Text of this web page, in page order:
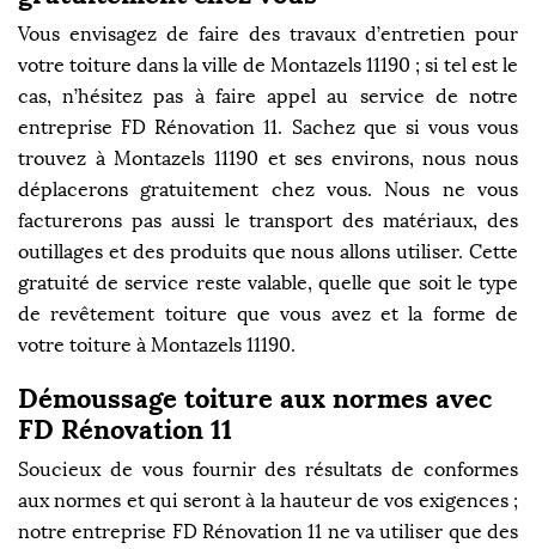
Vous envisagez de faire des travaux d’entretien pour
votre toiture dans la ville de Montazels 11190 ; si tel est le
cas, n’hésitez pas à faire appel au service de notre
entreprise FD Rénovation 11. Sachez que si vous vous
trouvez à Montazels 11190 et ses environs, nous nous
déplacerons gratuitement chez vous. Nous ne vous
facturerons pas aussi le transport des matériaux, des
outillages et des produits que nous allons utiliser. Cette
gratuité de service reste valable, quelle que soit le type
de revêtement toiture que vous avez et la forme de
votre toiture à Montazels 11190.
Démoussage toiture aux normes avec
FD Rénovation 11
Soucieux de vous fournir des résultats de conformes
aux normes et qui seront à la hauteur de vos exigences ;
notre entreprise FD Rénovation 11 ne va utiliser que des